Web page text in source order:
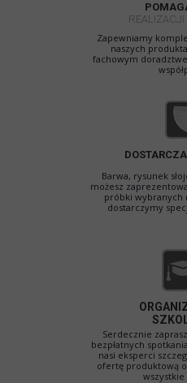
Serdecznie
bezpłatnych
nasi eksperci
ofertę produktową
wszystkie
Barwa, rysunek
możesz
próbki wybranych
dostarczymy
Zapewniamy
naszych
fachowym